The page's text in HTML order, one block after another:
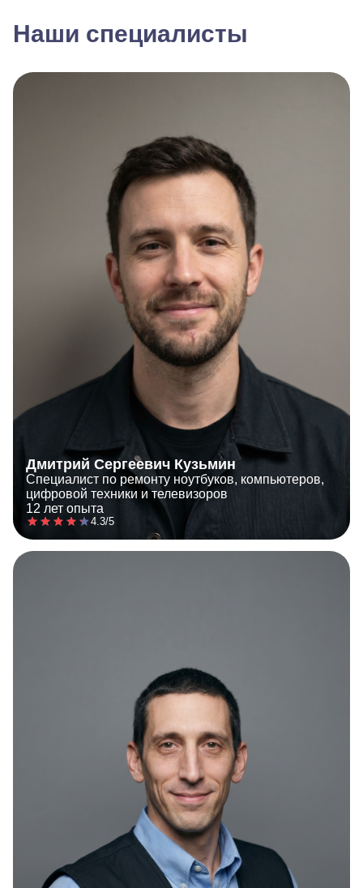
Наши специалисты
Дмитрий Сергеевич Кузьмин
Специалист по ремонту ноутбуков, компьютеров,
цифровой техники и телевизоров
12 лет опыта
4.3/5